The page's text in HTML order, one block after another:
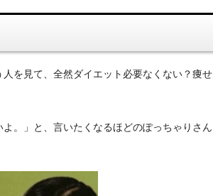
を見て、全然ダイエット必要なくない？痩せ
。」と、言いたくなるほどのぽっちゃりさん